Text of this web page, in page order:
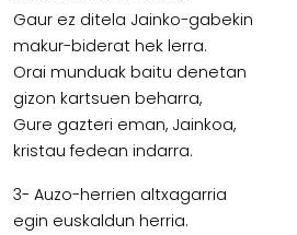
Gaur ez ditela Jainko-gabekin
makur-biderat hek lerra.
Orai munduak baitu denetan
gizon kartsuen beharra,
Gure gazteri eman, Jainkoa,
kristau fedean indarra.
3- Auzo-herrien altxagarria
egin euskaldun herria.